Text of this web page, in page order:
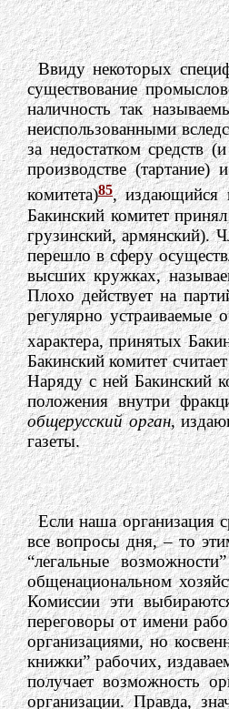
Ввиду некоторых
существование
наличность так
неиспользованными
за недостатком средств
производстве
комитета)85, издающийся
Бакинский комитет
грузинский, армянский).
перешло в сферу
высших кружках,
Плохо действует на
регулярно
характера, принятых
Бакинский комитет
Наряду с ней Бакинский
положения внутри
общерусский орган,
газеты.
Если наша организация
все вопросы дня, – то
“легальные
общенациональном
Комиссии эти
переговоры от имени
организациями, но
книжки” рабочих,
получает возможность
организации. Правда,